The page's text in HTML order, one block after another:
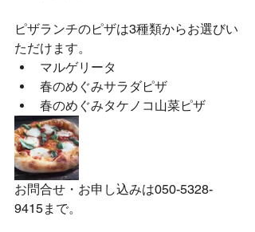
ピザランチのピザは3種類からお選びい
ただけます。
マルゲリータ
春のめぐみサラダピザ
春のめぐみタケノコ山菜ピザ
お問合せ・お申し込みは050-5328-
9415まで。